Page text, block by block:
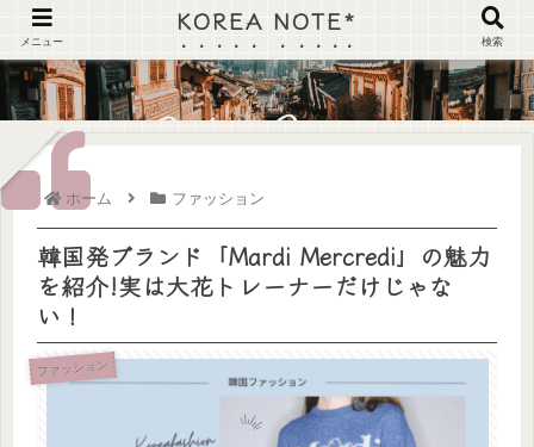
ホーム ファッション
韓国発ブランド「Mardi Mercredi」の魅力
を紹介!実は大花トレーナーだけじゃな
い！
ファッション
メニュー
KOREA NOTE*
検索